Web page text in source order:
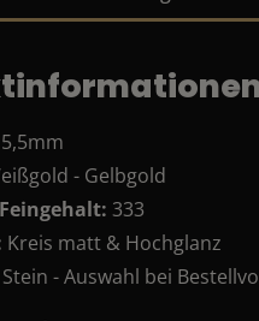
5,5mm
- Gelbgold
333
Kreis matt & Hochglanz
- Auswahl bei